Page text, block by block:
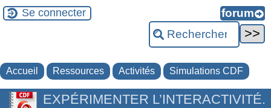
Se connecter
Accueil Ressources Activités Simulations CDF
EXPÉRIMENTER L’INTERACTIVITÉ.